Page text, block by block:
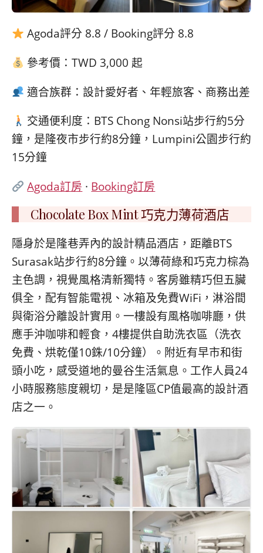
Agoda評分 8.8 / Booking評分 8.8
參考價：TWD 3,000 起
適合族群：設計愛好者、年輕旅客、商務出差
交通便利度：BTS Chong Nonsi站步行約5分
鐘，是隆夜市步行約8分鐘，Lumpini公園步行約
15分鐘
Agoda訂房 · Booking訂房
Chocolate Box Mint 巧克力薄荷酒店
隱身於是隆巷弄內的設計精品酒店，距離BTS
Surasak站步行約8分鐘。以薄荷綠和巧克力棕為
主色調，視覺風格清新獨特。客房雖精巧但五臟
俱全，配有智能電視、冰箱及免費WiFi，淋浴間
與衛浴分離設計實用。一樓設有風格咖啡廳，供
應手沖咖啡和輕食，4樓提供自助洗衣區（洗衣
免費、烘乾僅10銖/10分鐘）。附近有早市和街
頭小吃，感受道地的曼谷生活氣息。工作人員24
小時服務態度親切，是是隆區CP值最高的設計酒
店之一。